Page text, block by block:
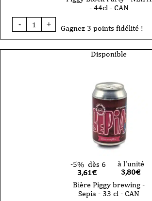
- 44cl - CAN
-
quantité
de
brewing
+ Gagnez 3 points fidélité !
Disponible
-5% dès 6
3,61€
à l'unité
3,80€
Bière Piggy brewing -
Sepia - 33 cl - CAN